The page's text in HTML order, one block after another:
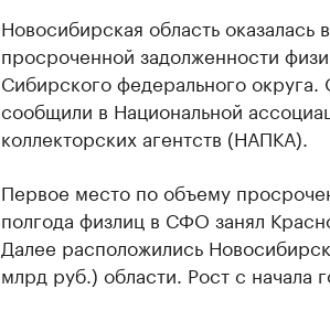
Новосибирская область
просроченной задолженности
Сибирского федерального
сообщили в Национальной
коллекторских агентств (НАПКА).
Первое место по объему
полгода физлиц в СФО занял
Далее расположились
млрд руб.) области. Рост с начала